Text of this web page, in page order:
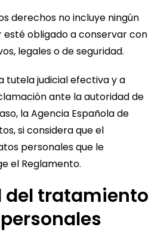
derechos no incluye ningún
esté obligado a conservar con
legales o de seguridad.
tutela judicial efectiva y a
ante la autoridad de
la Agencia Española de
si considera que el
personales que le
el Reglamento.
del tratamiento